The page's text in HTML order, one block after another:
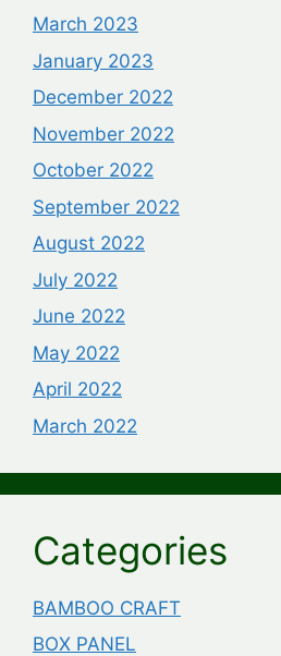
March 2023
January 2023
December 2022
November 2022
October 2022
September 2022
August 2022
July 2022
June 2022
May 2022
April 2022
March 2022
Categories
BAMBOO CRAFT
BOX PANEL